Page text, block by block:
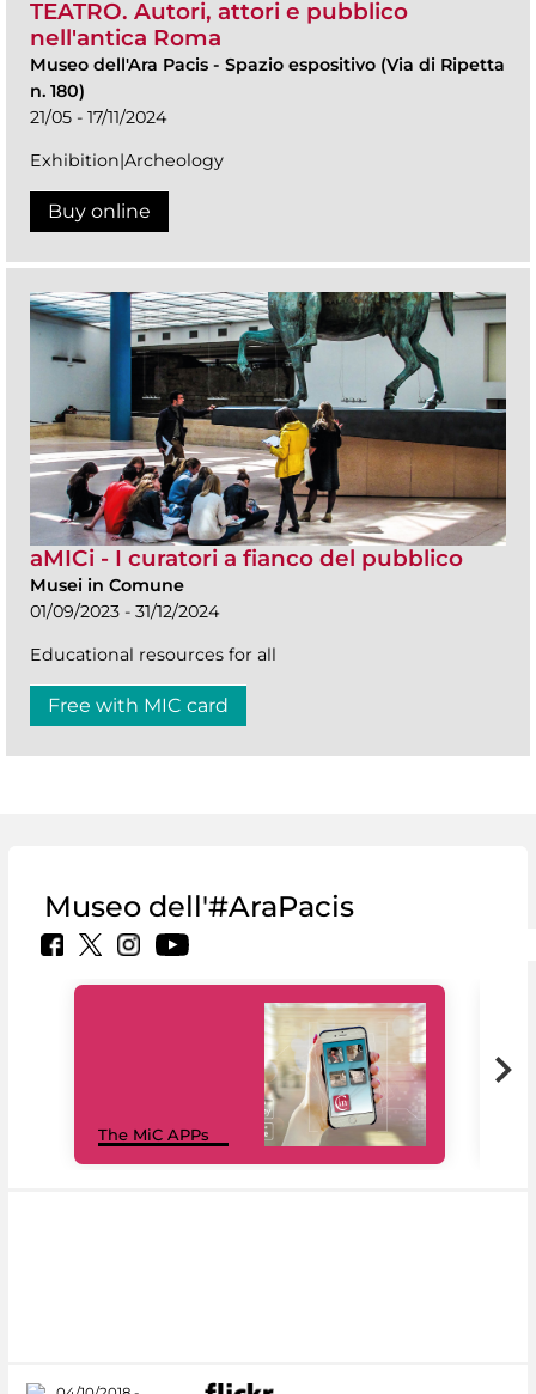
TEATRO. Autori, attori e pubblico
nell'antica Roma
Museo dell'Ara Pacis - Spazio espositivo (Via di Ripetta
n. 180)
21/05 - 17/11/2024
Exhibition|Archeology
Buy online
aMICi - I curatori a fianco del pubblico
Musei in Comune
01/09/2023 - 31/12/2024
Educational resources for all
Free with MIC card
Museo dell'#AraPacis
The MiC APPs